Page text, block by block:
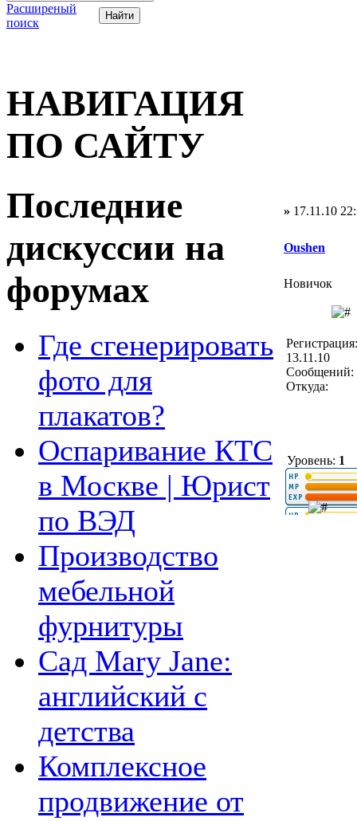
Расширеный
поиск
НАВИГАЦИЯ
ПО САЙТУ
Последние
дискуссии на
форумах
Где сгенерировать
фото для
плакатов?
Оспаривание КТС
в Москве | Юрист
по ВЭД
Производство
мебельной
фурнитуры
Сад Mary Jane:
английский с
детства
Комплексное
продвижение от
» 17.11.10
Oushen
Новичок
Регистрация:
13.11.10
Сообщений:
Откуда:
Уровень: 1